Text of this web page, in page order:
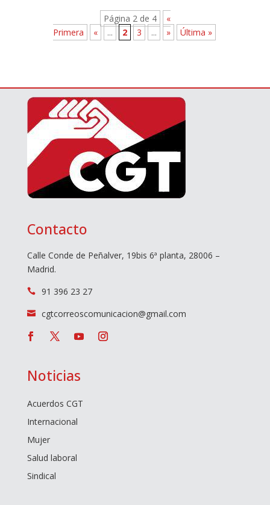
Página 2 de 4
«
Primera
« ... 2 3 ... » Última »
Contacto
Calle Conde de Peñalver, 19bis 6ª planta, 28006 –
Madrid.
 91 396 23 27
 cgtcorreoscomunicacion@gmail.com
Noticias
Acuerdos CGT
Internacional
Mujer
Salud laboral
Sindical